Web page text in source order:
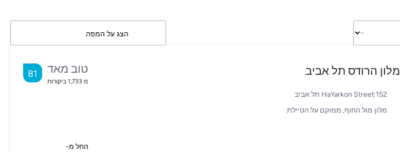
הצג על המפה
מלון הרודס תל אביב
152 HaYarkon Street תל אביב
מלון מול החוף, ממוקם על הטיילת
טוב מאד
מ 1,733 ביקורות
81
החל מ-